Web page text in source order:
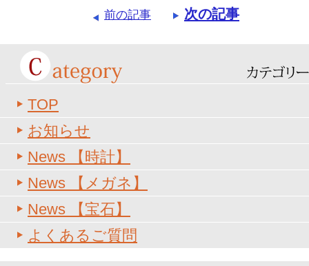
前の記事 次の記事
TOP
お知らせ
News 【時計】
News 【メガネ】
News 【宝石】
よくあるご質問